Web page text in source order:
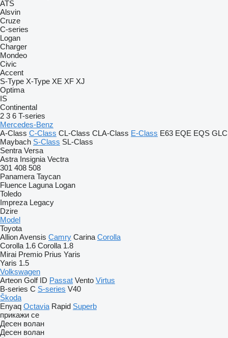
ATS
Alsvin
Cruze
C-series
Logan
Charger
Mondeo
Civic
Accent
S-Type X-Type XE XF XJ
Optima
IS
Continental
2 3 6 T-series
Mercedes-Benz
A-Class C-Class CL-Class CLA-Class E-Class E63 EQE EQS GLC
Maybach S-Class SL-Class
Sentra Versa
Astra Insignia Vectra
301 408 508
Panamera Taycan
Fluence Laguna Logan
Toledo
Impreza Legacy
Dzire
Model
Toyota
AllionAvensis Camry Carina Corolla
Corolla 1.6 Corolla 1.8
Mirai Premio Prius Yaris
Yaris 1.5
Volkswagen
Arteon Golf ID Passat Vento Virtus
B-series C S-series V40
Škoda
Enyaq Octavia Rapid Superb
прикажи се
Десен волан
Десен волан